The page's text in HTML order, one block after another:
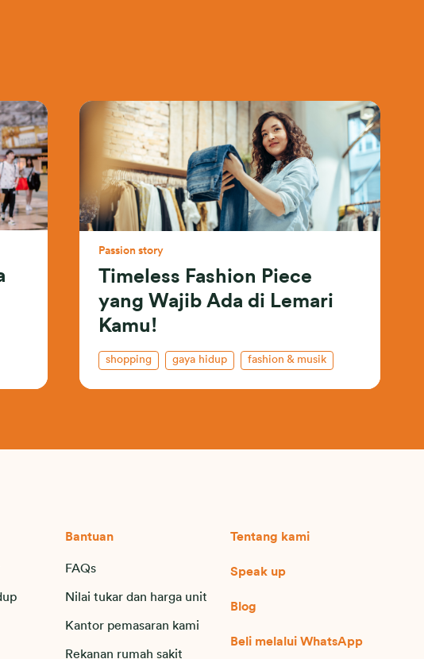
Passion story
Timeless Fashion Piece
yang Wajib Ada di Lemari
Kamu!
shopping gaya hidup fashion & musik
Bantuan
FAQs
Nilai tukar dan harga unit
Kantor pemasaran kami
Rekanan rumah sakit
Tentang kami
Speak up
Blog
Beli melalui WhatsApp